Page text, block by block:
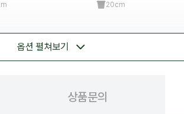
20cm
옵션 펼쳐보기
상품문의